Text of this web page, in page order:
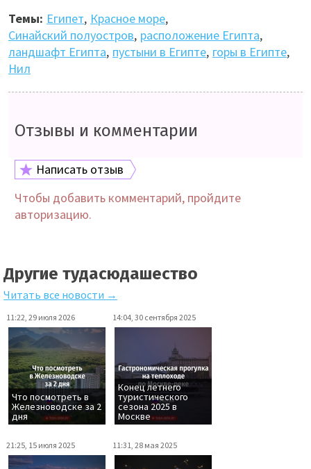
Темы: Египет, Красное море,
Синайский полуостров, расположение Египта,
ландшафт Египта, пустыни в Египте, горы в Египте,
Нил
Отзывы и комментарии
Написать отзыв
Чтобы добавить комментарий, пройдите
авторизацию.
Другие тудасюдашество
Читать все новости →
11:22, 29 июля 2026
Что посмотреть в
Железноводске за 2
дня
14:04, 30 сентября 2025
Конец летнего
туристического
сезона 2025 в
Москве
21:25, 15 июля 2025 11:31, 28 мая 2025